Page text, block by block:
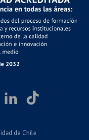
de Chile